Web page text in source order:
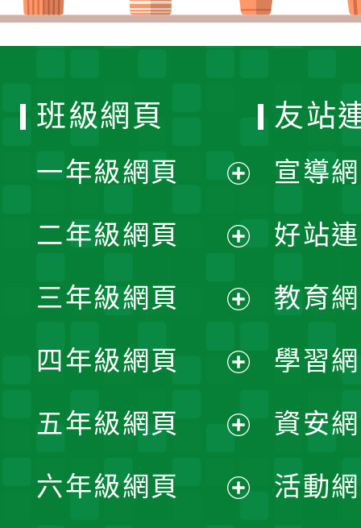
班級網頁
一年級網頁
開
選
單
二年級網頁
開
選
單
三年級網頁
開
選
單
四年級網頁
開
選
五年級網頁
開
六年級網頁
友站
宣導
好站
教育
學習
資安
活動